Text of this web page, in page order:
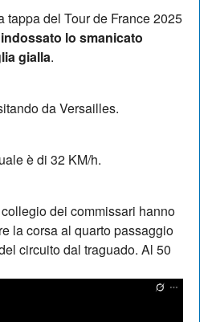
tappa del Tour de France 2025
lo smanicato
gialla.
da Versailles.
è di 32 KM/h.
dei commissari hanno
la corsa al quarto passaggio
circuito dal traguado. Al 50